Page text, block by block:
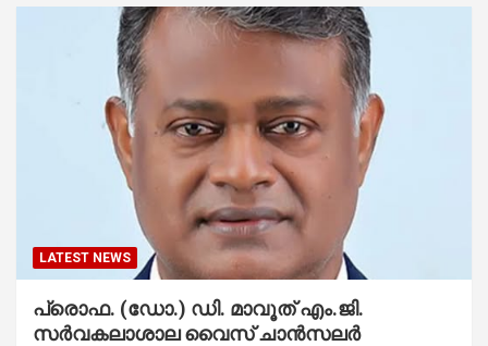
LATEST NEWS
പ്രൊഫ. (ഡോ.) ഡി. മാവൂത് എം.ജി.
സർവകലാശാല വൈസ് ചാൻസലർ